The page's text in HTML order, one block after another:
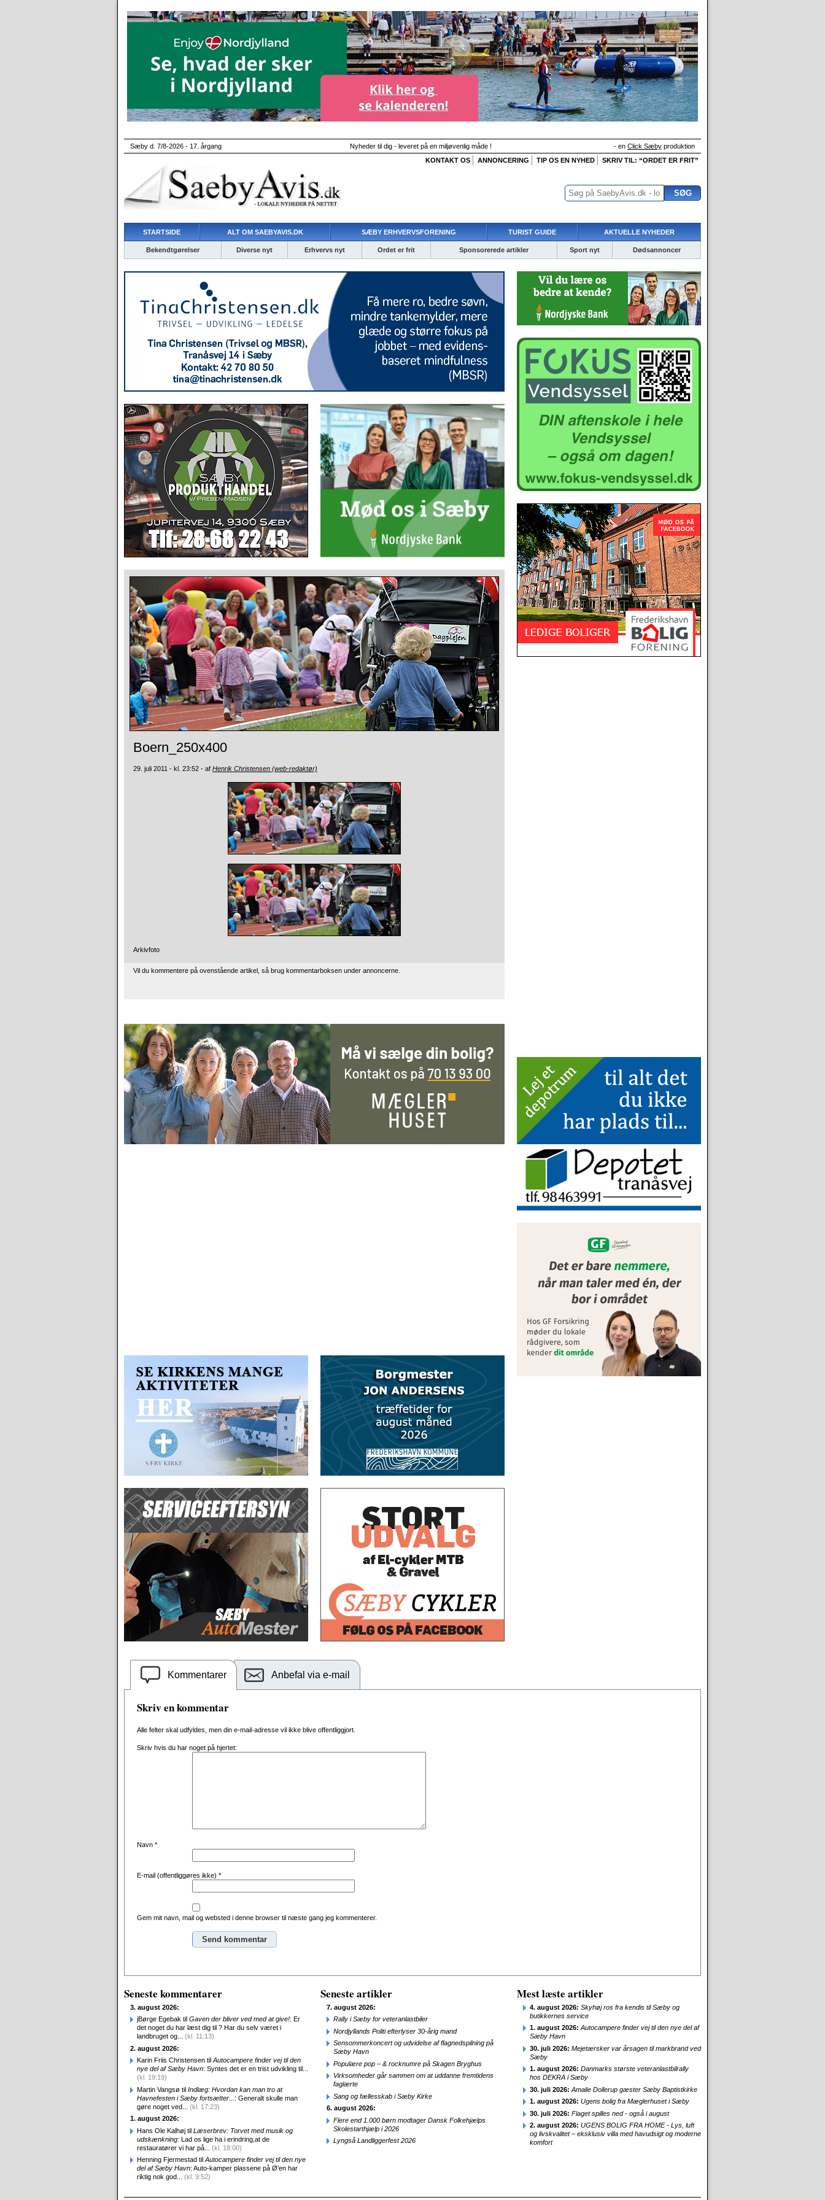
Sæby d. 7/8-2026 - 17. årgang Nyheder til dig - leveret på en miljøvenlig måde ! - en Click Sæby produktion
KONTAKT OS
ANNONCERING TIP OS EN NYHED SKRIV TIL: “ORDET ER FRIT”
STARTSIDE ALT OM SAEBYAVIS.DK SÆBY ERHVERVSFORENING TURIST GUIDE AKTUELLE NYHEDER
Bekendtgørelser Diverse nyt Erhvervs nyt Ordet er frit Sponsorerede artikler Sport nyt Dødsannoncer
Boern_250x400
29. juli 2011 - kl. 23:52 - af Henrik Christensen (web-redaktør)
Arkivfoto
Vil du kommentere på ovenstående artikel, så brug kommentarboksen under annoncerne.
Kommentarer Anbefal via e-mail
Skriv en kommentar
Alle felter skal udfyldes, men din e-mail-adresse vil ikke blive offentliggjort.
Skriv hvis du har noget på hjertet:
Navn *
E-mail (offentliggøres ikke) *
Gem mit navn, mail og websted i denne browser til næste gang jeg kommenterer.
Seneste kommentarer
3. august 2026:
jBørge Egebak til Gaven der bliver ved med at give!: Er
det noget du har læst dig til ? Har du selv været i
landbruget og... (kl. 11:13)
2. august 2026:
Karin Friis Christensen til Autocampere finder vej til den
nye del af Sæby Havn: Syntes det er en trist udvikling til...
(kl. 19:19)
Martin Vangsø til Indlæg: Hvordan kan man tro at
Havnefesten i Sæby fortsætter... : Generalt skulle man
gøre noget ved... (kl. 17:23)
1. august 2026:
Hans Ole Kalhøj til Læserbrev: Torvet med musik og
udskænkning: Lad os lige ha i erindring,at de
restauratører vi har på... (kl. 18:00)
Henning Fjermestad til Autocampere finder vej til den nye
del af Sæby Havn: Auto-kamper plassene på Ø'en har
riktig nok god... (kl. 9:52)
Seneste artikler
7. august 2026:
Rally i Sæby for veteranlastbiler
Nordjyllands Politi efterlyser 30-årig mand
Sensommerkoncert og udvidelse af flagnedspilning på
Sæby Havn
Populære pop – & rocknumre på Skagen Bryghus
Virksomheder går sammen om at uddanne fremtidens
faglærte
Sang og fællesskab i Sæby Kirke
6. august 2026:
Flere end 1.000 børn modtager Dansk Folkehjælps
Skolestarthjælp i 2026
Lyngså Landliggerfest 2026
Mest læste artikler
4. august 2026: Skyhøj ros fra kendis til Sæby og
butikkernes service
1. august 2026: Autocampere finder vej til den nye del af
Sæby Havn
30. juli 2026: Mejetærsker var årsagen til markbrand ved
Sæby
1. august 2026: Danmarks største veteranlastbilrally
hos DEKRA i Sæby
30. juli 2026: Amalie Dollerup gæster Sæby Baptistkirke
1. august 2026: Ugens bolig fra Mæglerhuset i Sæby
30. juli 2026: Flaget spilles ned - også i august
2. august 2026: UGENS BOLIG FRA HOME - Lys, luft
og livskvalitet – eksklusiv villa med havudsigt og moderne
komfort